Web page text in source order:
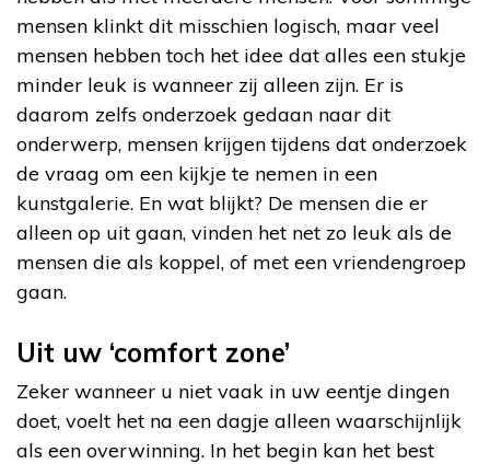
mensen klinkt dit misschien logisch, maar veel
mensen hebben toch het idee dat alles een stukje
minder leuk is wanneer zij alleen zijn. Er is
daarom zelfs onderzoek gedaan naar dit
onderwerp, mensen krijgen tijdens dat onderzoek
de vraag om een kijkje te nemen in een
kunstgalerie. En wat blijkt? De mensen die er
alleen op uit gaan, vinden het net zo leuk als de
mensen die als koppel, of met een vriendengroep
gaan.
Uit uw ‘comfort zone’
Zeker wanneer u niet vaak in uw eentje dingen
doet, voelt het na een dagje alleen waarschijnlijk
als een overwinning. In het begin kan het best